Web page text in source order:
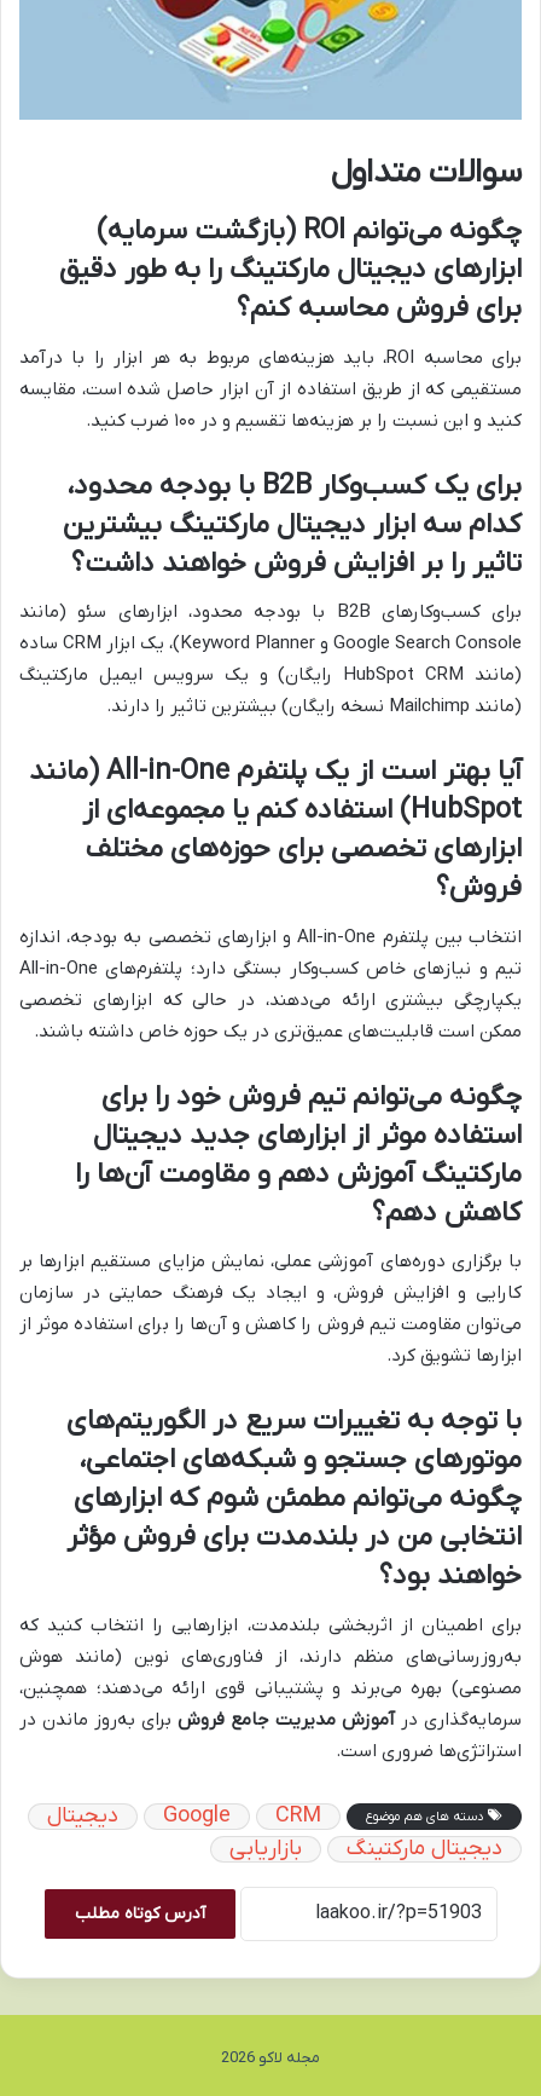
سوالات متداول
چگونه می‌توانم ROI (بازگشت سرمایه)
ابزارهای دیجیتال مارکتینگ را به طور دقیق
برای فروش محاسبه کنم؟
برای محاسبه ROI، باید هزینه‌های مربوط به هر ابزار را با درآمد
مستقیمی که از طریق استفاده از آن ابزار حاصل شده است، مقایسه
کنید و این نسبت را بر هزینه‌ها تقسیم و در ۱۰۰ ضرب کنید.
برای یک کسب‌وکار B2B با بودجه محدود،
کدام سه ابزار دیجیتال مارکتینگ بیشترین
تاثیر را بر افزایش فروش خواهند داشت؟
برای کسب‌وکارهای B2B با بودجه محدود، ابزارهای سئو (مانند
Google Search Console و Keyword Planner)، یک ابزار CRM ساده
(مانند HubSpot CRM رایگان) و یک سرویس ایمیل مارکتینگ
(مانند Mailchimp نسخه رایگان) بیشترین تاثیر را دارند.
آیا بهتر است از یک پلتفرم All-in-One (مانند
HubSpot) استفاده کنم یا مجموعه‌ای از
ابزارهای تخصصی برای حوزه‌های مختلف
فروش؟
انتخاب بین پلتفرم All-in-One و ابزارهای تخصصی به بودجه، اندازه
تیم و نیازهای خاص کسب‌وکار بستگی دارد؛ پلتفرم‌های All-in-One
یکپارچگی بیشتری ارائه می‌دهند، در حالی که ابزارهای تخصصی
ممکن است قابلیت‌های عمیق‌تری در یک حوزه خاص داشته باشند.
چگونه می‌توانم تیم فروش خود را برای
استفاده موثر از ابزارهای جدید دیجیتال
مارکتینگ آموزش دهم و مقاومت آن‌ها را
کاهش دهم؟
با برگزاری دوره‌های آموزشی عملی، نمایش مزایای مستقیم ابزارها بر
کارایی و افزایش فروش، و ایجاد یک فرهنگ حمایتی در سازمان
می‌توان مقاومت تیم فروش را کاهش و آن‌ها را برای استفاده موثر از
ابزارها تشویق کرد.
با توجه به تغییرات سریع در الگوریتم‌های
موتورهای جستجو و شبکه‌های اجتماعی،
چگونه می‌توانم مطمئن شوم که ابزارهای
انتخابی من در بلندمدت برای فروش مؤثر
خواهند بود؟
برای اطمینان از اثربخشی بلندمدت، ابزارهایی را انتخاب کنید که
به‌روزرسانی‌های منظم دارند، از فناوری‌های نوین (مانند هوش
مصنوعی) بهره می‌برند و پشتیبانی قوی ارائه می‌دهند؛ همچنین،
سرمایه‌گذاری درآموزش مدیریت جامع فروش برای به‌روز ماندن در
استراتژی‌ها ضروری است.
دسته های هم موضوع CRM
Google
دیجیتال
دیجیتال مارکتینگ
بازاریابی
آدرس کوتاه مطلب
مجله لاکو 2026